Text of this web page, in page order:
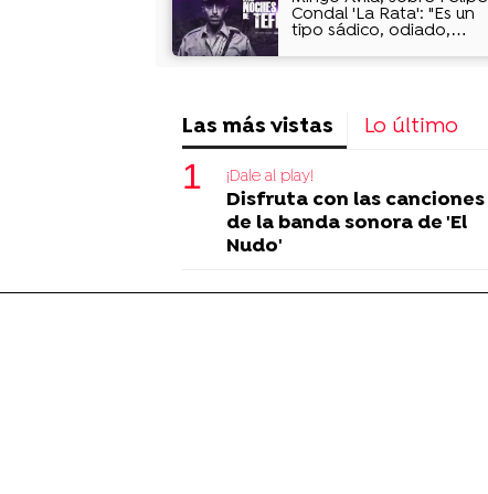
Condal 'La Rata': "Es un
tipo sádico, odiado,
Las más vistas Lo último
¡Dale al play!
Disfruta con las canciones
de la banda sonora de 'El
Nudo'